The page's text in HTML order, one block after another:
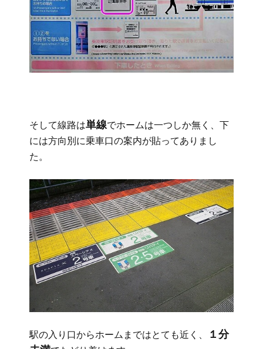
そして線路は単線でホームは一つしか無く、下
には方向別に乗車口の案内が貼ってありまし
た。
駅の入り口からホームまではとても近く、
１分